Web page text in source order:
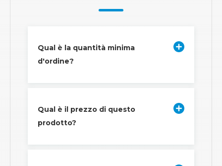
Qual è la quantità minima
d'ordine?
Qual è il prezzo di questo
prodotto?